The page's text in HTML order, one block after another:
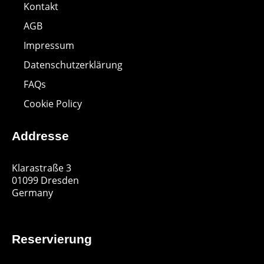
Kontakt
AGB
Impressum
Datenschutzerklärung
FAQs
Cookie Policy
Addresse
Klarastraße 3
01099 Dresden
Germany
Reservierung